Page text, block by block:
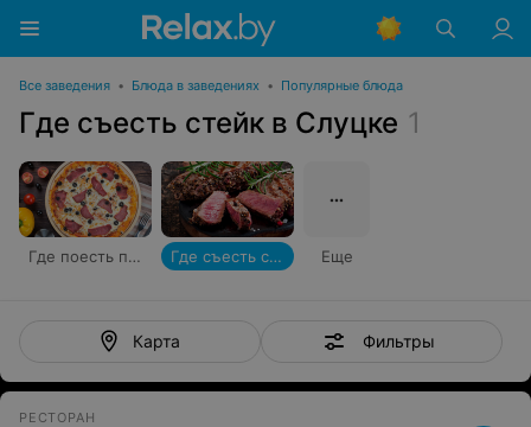
Все заведения • Блюда в заведениях • Популярные блюда
Где съесть стейк в Слуцке 1
Где поесть пиццу Где съесть стейк Еще
Карта Фильтры
РЕСТОРАН